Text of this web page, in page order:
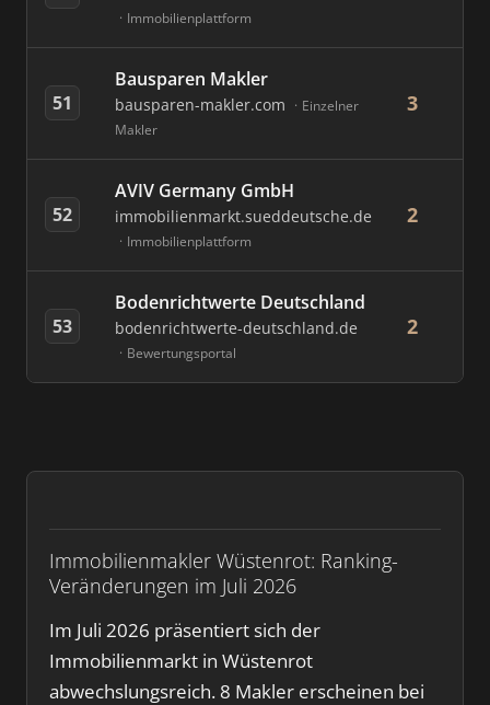
Immobilienmakler Wüstenrot: Ranking-
Veränderungen im Juli 2026
Im Juli 2026 präsentiert sich der
Immobilienmarkt in Wüstenrot
abwechslungsreich. 8 Makler erscheinen bei
Immobilienplattform
51
Bausparen Makler
bausparen-makler.com
Einzelner
Makler
3
52
AVIV Germany GmbH
immobilienmarkt.sueddeutsche.de
Immobilienplattform
2
53
Bodenrichtwerte Deutschland
bodenrichtwerte-deutschland.de
Bewertungsportal
2